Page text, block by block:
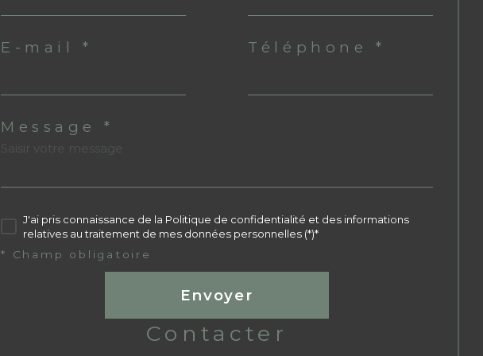
E-mail * Téléphone *
Message *
J'ai pris connaissance de la Politique de confidentialité et des informations
relatives au traitement de mes données personnelles (*)*
* Champ obligatoire
Envoyer
contacter